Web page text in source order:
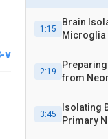
v
1:15
Brain
Microglia
2:19
from
3:45
Isolating
Primary